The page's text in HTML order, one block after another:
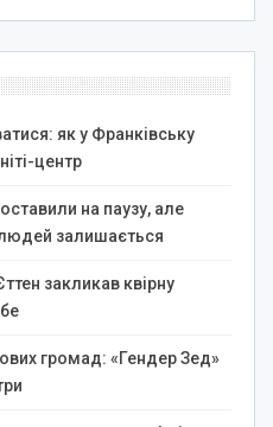
як у Франківську
центр
на паузу, але
залишається
закликав квірну
громад: «Гендер Зед»